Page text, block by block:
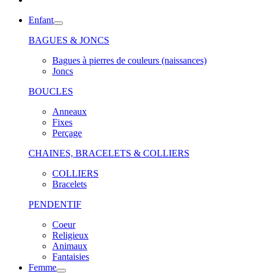
Enfant
BAGUES & JONCS
Bagues à pierres de couleurs (naissances)
Joncs
BOUCLES
Anneaux
Fixes
Perçage
CHAINES, BRACELETS & COLLIERS
COLLIERS
Bracelets
PENDENTIF
Coeur
Religieux
Animaux
Fantaisies
Femme